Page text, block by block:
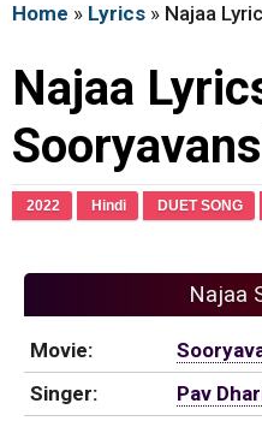
Home » Lyrics » Najaa
Najaa
2022 Hindi DUET SONG
Najaa
Movie:
Singer:
Pav